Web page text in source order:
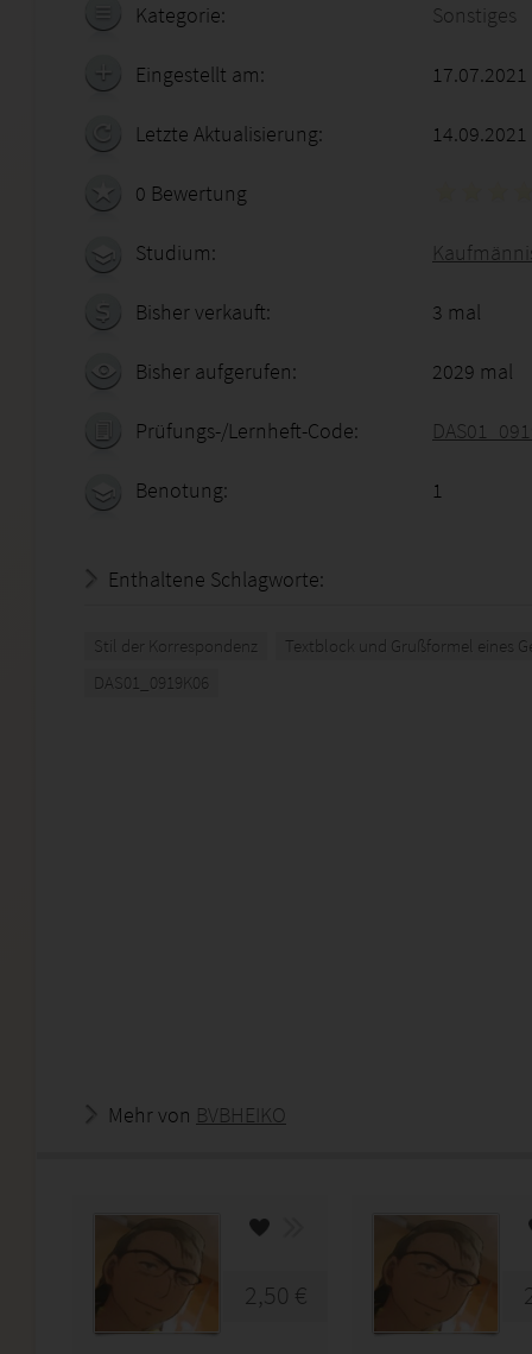
Kategorie: Sonstiges
Eingestellt am:
Letzte Aktualisierung: 14.09.2021
0 Bewertung
Studium:
Bisher verkauft: 3 mal
Bisher aufgerufen: 2029 mal
Prüfungs-/Lernheft-Code:
Benotung: 1
Enthaltene Schlagworte:
Stil der Korrespondenz
Textblock und Grußformel eines
DAS01_0919K06
Mehr von BVBHEIKO
2,50 €